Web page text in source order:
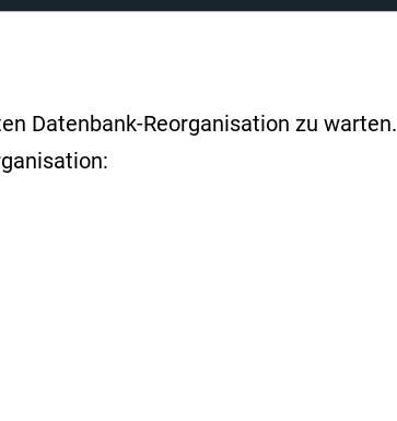
Datenbank-Reorganisation zu warten.